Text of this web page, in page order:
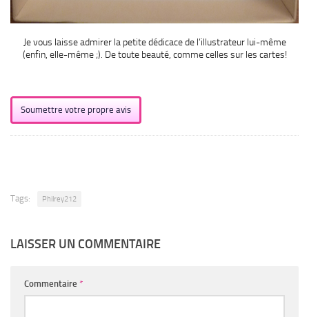
Je vous laisse admirer la petite dédicace de l’illustrateur lui-même
(enfin, elle-même ;). De toute beauté, comme celles sur les cartes!
Soumettre votre propre avis
Tags: Philrey212
LAISSER UN COMMENTAIRE
Commentaire *